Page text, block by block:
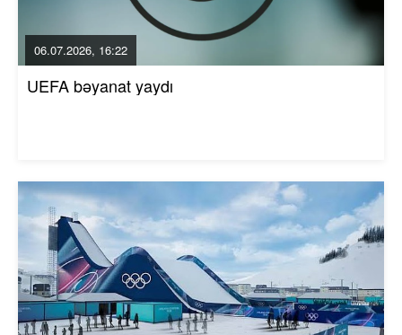
06.07.2026, 16:22
UEFA bəyanat yaydı